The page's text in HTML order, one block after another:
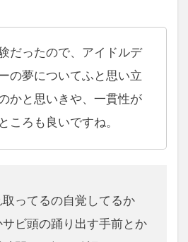
だったので、アイドルデ
の夢についてふと思い立
かと思いきや、一貫性が
ころも良いですね。
ってるの自覚してるか
サビ頭の踊り出す手前とか